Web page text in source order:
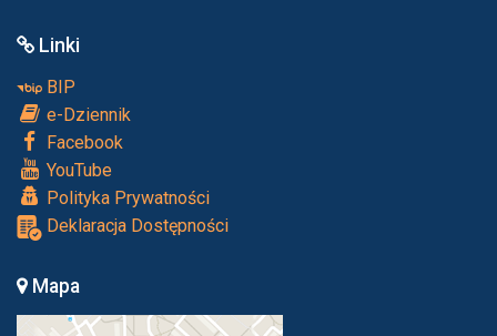
Linki
BIP
e-Dziennik
Facebook
YouTube
Polityka Prywatności
Deklaracja Dostępności
Mapa